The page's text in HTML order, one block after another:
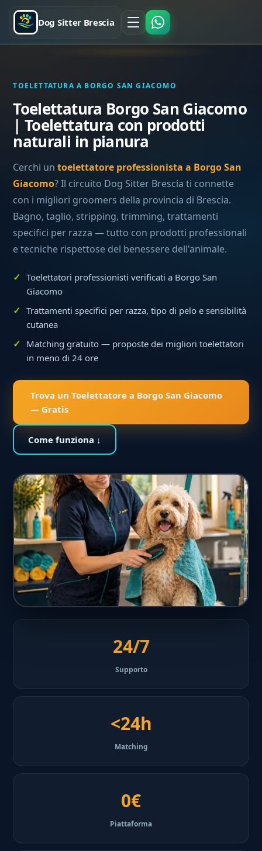
Dog Sitter Brescia
TOELETTATURA A BORGO SAN GIACOMO
Toelettatura Borgo San Giacomo
| Toelettatura con prodotti
naturali in pianura
Cerchi untoelettatore professionista a Borgo San
Giacomo? Il circuito Dog Sitter Brescia ti connette
con i migliori groomers della provincia di Brescia.
Bagno, taglio, stripping, trimming, trattamenti
specifici per razza — tutto con prodotti professionali
e tecniche rispettose del benessere dell'animale.
Toelettatori professionisti verificati a Borgo San
Giacomo
Trattamenti specifici per razza, tipo di pelo e sensibilità
cutanea
Matching gratuito — proposte dei migliori toelettatori
in meno di 24 ore
Trova un Toelettatore a Borgo San Giacomo
— Gratis
Come funziona ↓
24/7
Supporto
<24h
Matching
0€
Piattaforma